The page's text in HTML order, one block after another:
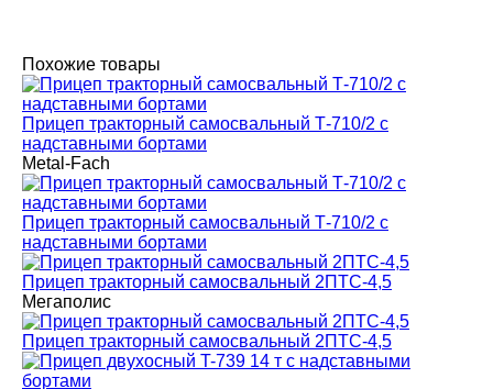
Похожие товары
Прицеп тракторный самосвальный Т-710/2 с
надставными бортами
Metal-Fach
Прицеп тракторный самосвальный Т-710/2 с
надставными бортами
Прицеп тракторный самосвальный 2ПТС-4,5
Мегаполис
Прицеп тракторный самосвальный 2ПТС-4,5